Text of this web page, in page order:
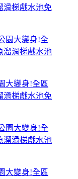
滑梯戲水池免
大變身!全區
滑梯戲水池免
大變身!全區